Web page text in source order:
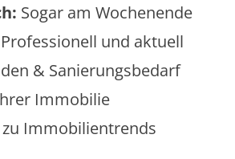
Sogar am Wochenende
Professionell und aktuell
& Sanierungsbedarf
Immobilie
Immobilientrends